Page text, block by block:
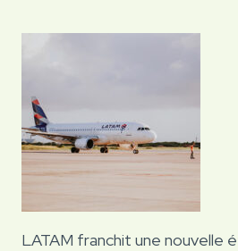
LATAM franchit une nouvelle